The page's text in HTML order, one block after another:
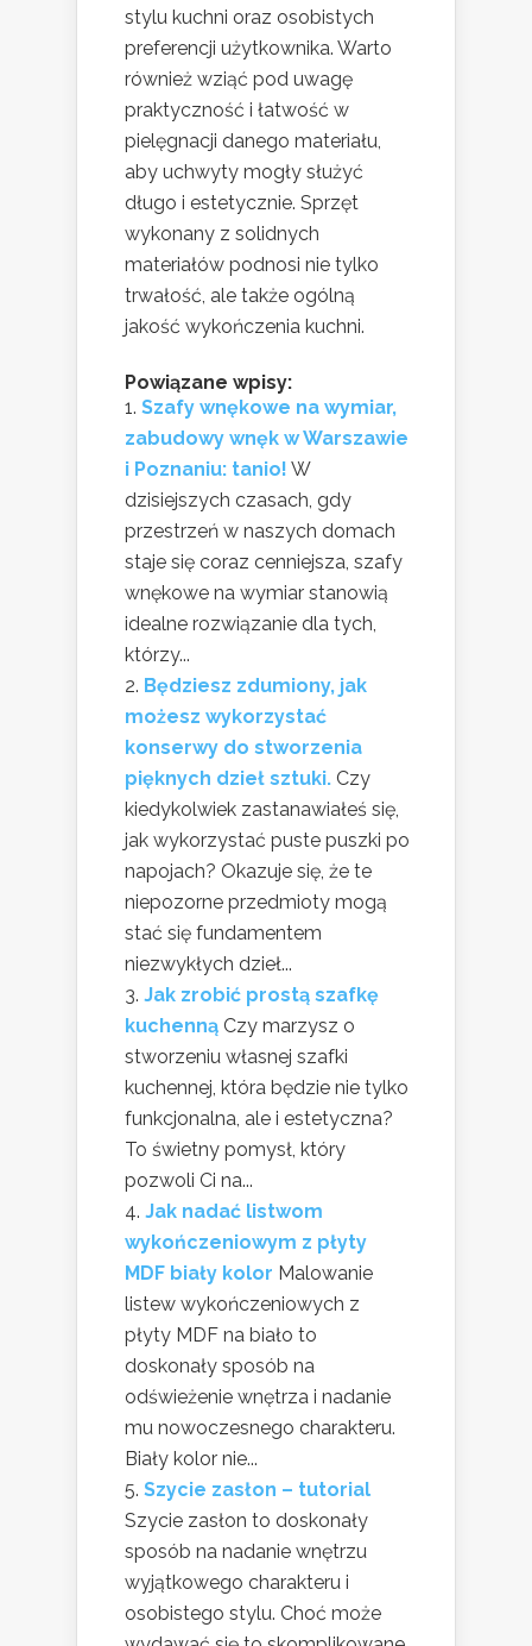
stylu kuchni oraz osobistych
preferencji użytkownika. Warto
również wziąć pod uwagę
praktyczność i łatwość w
pielęgnacji danego materiału,
aby uchwyty mogły służyć
długo i estetycznie. Sprzęt
wykonany z solidnych
materiałów podnosi nie tylko
trwałość, ale także ogólną
jakość wykończenia kuchni.
Powiązane wpisy:
Szafy wnękowe na wymiar,
zabudowy wnęk w Warszawie
i Poznaniu: tanio! W
dzisiejszych czasach, gdy
przestrzeń w naszych domach
staje się coraz cenniejsza, szafy
wnękowe na wymiar stanowią
idealne rozwiązanie dla tych,
którzy...
Będziesz zdumiony, jak
możesz wykorzystać
konserwy do stworzenia
pięknych dzieł sztuki. Czy
kiedykolwiek zastanawiałeś się,
jak wykorzystać puste puszki po
napojach? Okazuje się, że te
niepozorne przedmioty mogą
stać się fundamentem
niezwykłych dzieł...
Jak zrobić prostą szafkę
kuchenną Czy marzysz o
stworzeniu własnej szafki
kuchennej, która będzie nie tylko
funkcjonalna, ale i estetyczna?
To świetny pomysł, który
pozwoli Ci na...
Jak nadać listwom
wykończeniowym z płyty
MDF biały kolor Malowanie
listew wykończeniowych z
płyty MDF na biało to
doskonały sposób na
odświeżenie wnętrza i nadanie
mu nowoczesnego charakteru.
Biały kolor nie...
Szycie zasłon – tutorial
Szycie zasłon to doskonały
sposób na nadanie wnętrzu
wyjątkowego charakteru i
osobistego stylu. Choć może